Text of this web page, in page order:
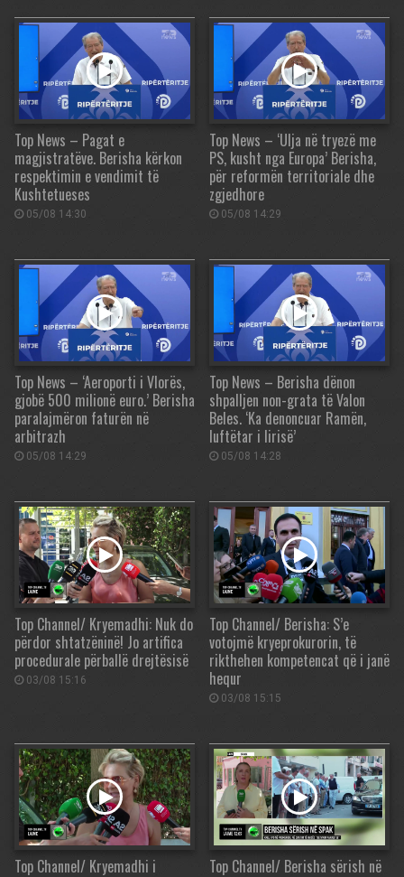
Top News – Pagat e
magjistratëve. Berisha kërkon
respektimin e vendimit të
Kushtetueses
05/08 14:30
Top News – ‘Ulja në tryezë me
PS, kusht nga Europa’ Berisha,
për reformën territoriale dhe
zgjedhore
05/08 14:29
Top News – ‘Aeroporti i Vlorës,
gjobë 500 milionë euro.’ Berisha
paralajmëron faturën në
arbitrazh
05/08 14:29
Top News – Berisha dënon
shpalljen non-grata të Valon
Beles. ‘Ka denoncuar Ramën,
luftëtar i lirisë’
05/08 14:28
Top Channel/ Kryemadhi: Nuk do
përdor shtatzëninë! Jo artifica
procedurale përballë drejtësisë
03/08 15:16
Top Channel/ Berisha: S’e
votojmë kryeprokurorin, të
rikthehen kompetencat që i janë
hequr
03/08 15:15
Top Channel/ Kryemadhi i
Top Channel/ Berisha sërish në